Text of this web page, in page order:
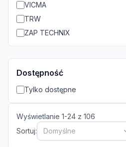
VICMA
TRW
ZAP TECHNIX
Dostępność
Tylko dostępne
Wyświetlanie 1-24 z 106
Sortuj:
Domyślne